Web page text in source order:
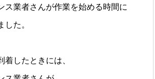
ス業者さんが作業を始める時間に
した。
着したときには、